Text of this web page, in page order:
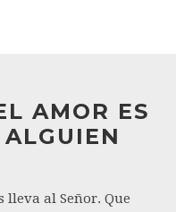
AMOR ES
lleva al Señor. Que